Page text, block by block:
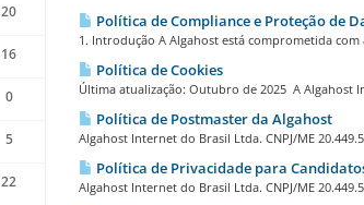
20
16
0
5
22
Política de Compliance e Proteção de
1. Introdução A Algahost está comprometida
Política de Cookies
Última atualização: Outubro de 2025 A Algahost
Política de Postmaster da Algahost
Algahost Internet do Brasil Ltda. CNPJ/ME
Política de Privacidade para
Algahost Internet do Brasil Ltda. CNPJ/ME